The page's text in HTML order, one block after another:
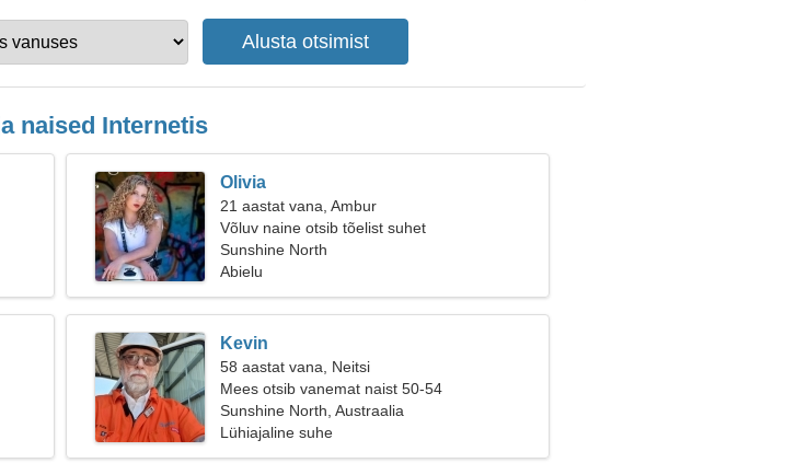
naised Internetis
Olivia
21 aastat vana, Ambur
Võluv naine otsib tõelist suhet
Sunshine North
Abielu
Kevin
58 aastat vana, Neitsi
Mees otsib vanemat naist 50-54
Sunshine North, Austraalia
Lühiajaline suhe